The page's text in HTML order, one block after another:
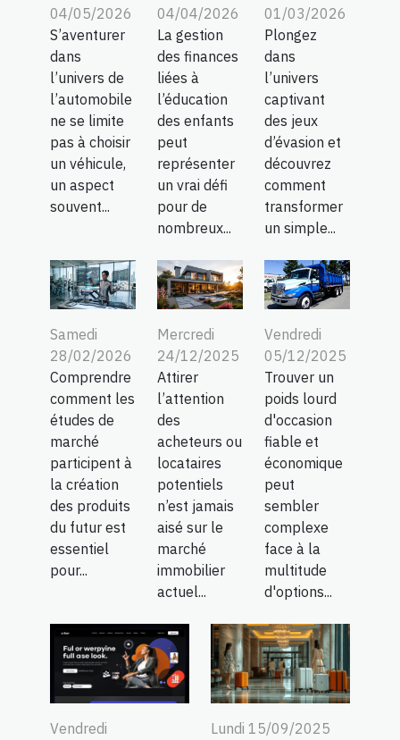
04/05/2026
S’aventurer
dans
l’univers de
l’automobile
ne se limite
pas à choisir
un véhicule,
un aspect
souvent...
04/04/2026
La gestion
des finances
liées à
l’éducation
des enfants
peut
représenter
un vrai défi
pour de
nombreux...
01/03/2026
Plongez
dans
l’univers
captivant
des jeux
d’évasion et
découvrez
comment
transformer
un simple...
Samedi
28/02/2026
Comprendre
comment les
études de
marché
participent à
la création
des produits
du futur est
essentiel
pour...
Mercredi
24/12/2025
Attirer
l’attention
des
acheteurs ou
locataires
potentiels
n’est jamais
aisé sur le
marché
immobilier
actuel...
Vendredi
05/12/2025
Trouver un
poids lourd
d'occasion
fiable et
économique
peut
sembler
complexe
face à la
multitude
d'options...
Vendredi
Lundi 15/09/2025